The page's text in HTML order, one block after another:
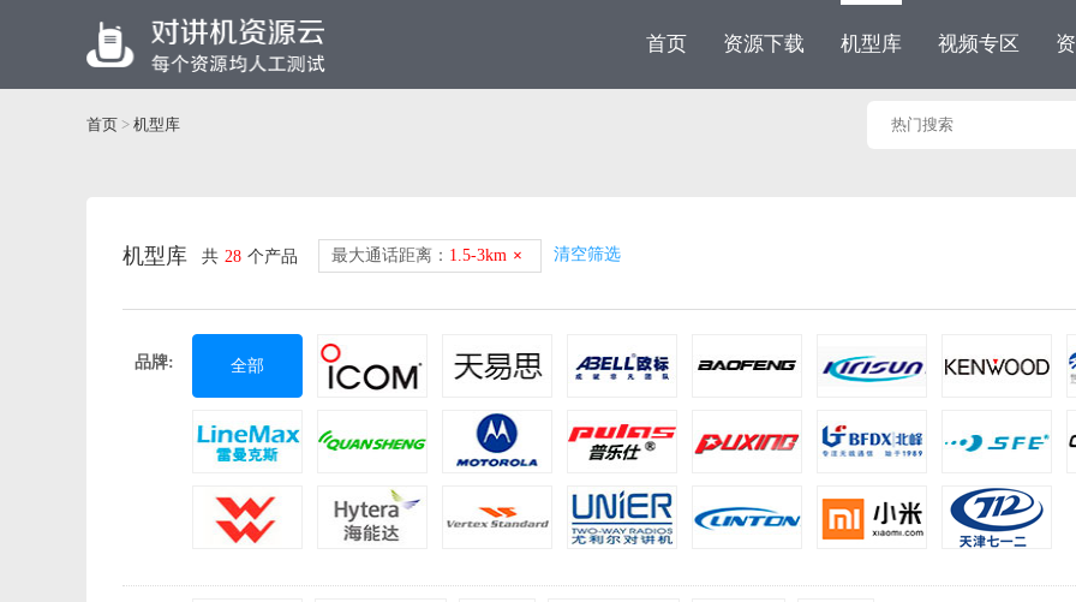
首页 资源下载 机型库 视频专区
首页 > 机型库
机型库 共 28 个产品 最大通话距离： 1.5-3km × 清空筛选
品牌: 全部